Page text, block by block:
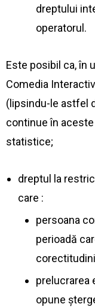
dreptului
operatorul.
Este posibil ca, în
Comedia
(lipsindu-le astfel
continue în
statistice;
dreptul la
care :
persoana
perioadă
prelucrarea
opune